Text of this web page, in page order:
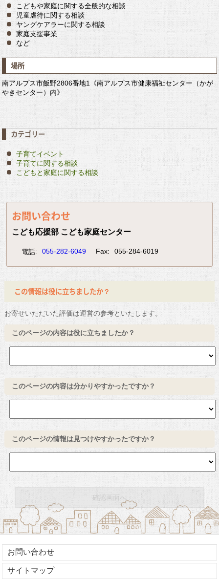
こどもや家庭に関する全般的な相談
児童虐待に関する相談
ヤングケアラーに関する相談
家庭支援事業
など
場所
南アルプス市飯野2806番地1《南アルプス市健康福祉センター（かが
やきセンター）内》
カテゴリー
子育てイベント
子育てに関する相談
こどもと家庭に関する相談
お問い合わせ
こども応援部 こども家庭センター
電話: 055-282-6049 Fax: 055-284-6019
この情報は役に立ちましたか？
お寄せいただいた評価は運営の参考といたします。
このページの内容は役に立ちましたか？
このページの内容は分かりやすかったですか？
このページの情報は見つけやすかったですか？
お問い合わせ
サイトマップ